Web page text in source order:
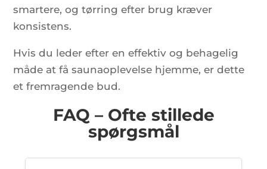
smartere, og tørring efter brug kræver
konsistens.
Hvis du leder efter en effektiv og behagelig
måde at få saunaoplevelse hjemme, er dette
et fremragende bud.
FAQ – Ofte stillede
spørgsmål